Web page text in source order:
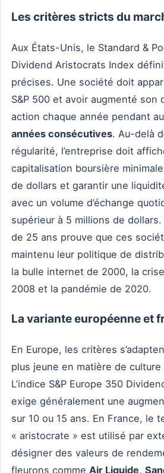
Les critères stricts du
Aux États-Unis, le Standard &
Dividend Aristocrats Index
précises. Une société doit
S&P 500 et avoir augmenté son
action chaque année pendant
années consécutives. Au-delà
régularité, l’entreprise doit
capitalisation boursière
de dollars et garantir une
avec un volume d’échange
supérieur à 5 millions de
de 25 ans prouve que ces
maintenu leur politique de
la bulle internet de 2000, la
2008 et la pandémie de 2020.
La variante européenne et
En Europe, les critères
plus jeune en matière de
L’indice S&P Europe 350
exige généralement une
sur 10 ou 15 ans. En France, le
« aristocrate » est utilisé par
désigner des valeurs de
fleurons comme Air Liquide,